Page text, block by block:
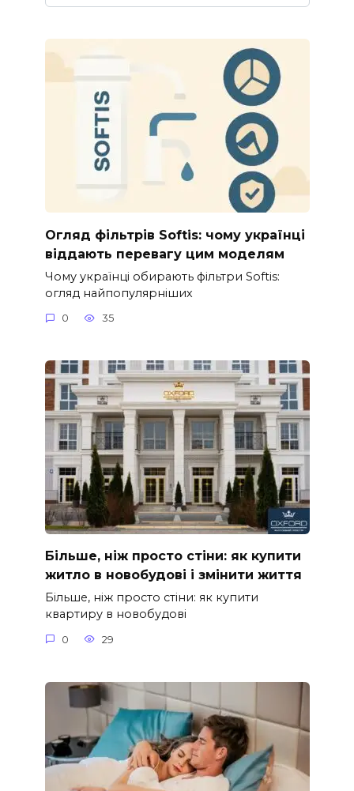
Огляд фільтрів Softis: чому українці
віддають перевагу цим моделям
Чому українці обирають фільтри Softis:
огляд найпопулярніших
0 35
Більше, ніж просто стіни: як купити
житло в новобудові і змінити життя
Більше, ніж просто стіни: як купити
квартиру в новобудові
0 29